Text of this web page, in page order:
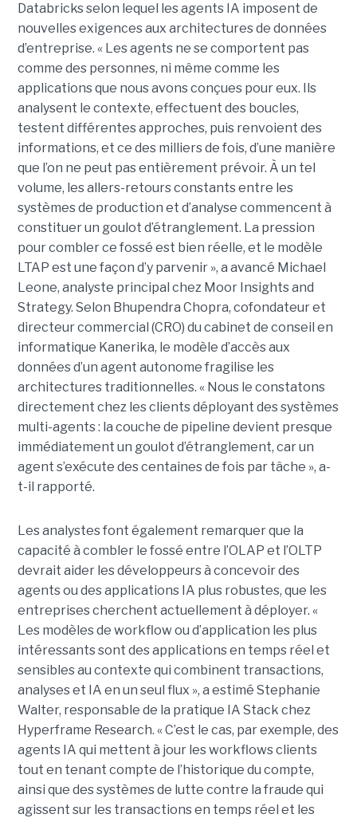
Databricks selon lequel les agents IA imposent de
nouvelles exigences aux architectures de données
d’entreprise. « Les agents ne se comportent pas
comme des personnes, ni même comme les
applications que nous avons conçues pour eux. Ils
analysent le contexte, effectuent des boucles,
testent différentes approches, puis renvoient des
informations, et ce des milliers de fois, d’une manière
que l’on ne peut pas entièrement prévoir. À un tel
volume, les allers-retours constants entre les
systèmes de production et d’analyse commencent à
constituer un goulot d’étranglement. La pression
pour combler ce fossé est bien réelle, et le modèle
LTAP est une façon d’y parvenir », a avancé Michael
Leone, analyste principal chez Moor Insights and
Strategy. Selon Bhupendra Chopra, cofondateur et
directeur commercial (CRO) du cabinet de conseil en
informatique Kanerika, le modèle d’accès aux
données d’un agent autonome fragilise les
architectures traditionnelles. « Nous le constatons
directement chez les clients déployant des systèmes
multi-agents : la couche de pipeline devient presque
immédiatement un goulot d’étranglement, car un
agent s’exécute des centaines de fois par tâche », a-
t-il rapporté.
Les analystes font également remarquer que la
capacité à combler le fossé entre l’OLAP et l’OLTP
devrait aider les développeurs à concevoir des
agents ou des applications IA plus robustes, que les
entreprises cherchent actuellement à déployer. «
Les modèles de workflow ou d’application les plus
intéressants sont des applications en temps réel et
sensibles au contexte qui combinent transactions,
analyses et IA en un seul flux », a estimé Stephanie
Walter, responsable de la pratique IA Stack chez
Hyperframe Research. « C’est le cas, par exemple, des
agents IA qui mettent à jour les workflows clients
tout en tenant compte de l’historique du compte,
ainsi que des systèmes de lutte contre la fraude qui
agissent sur les transactions en temps réel et les